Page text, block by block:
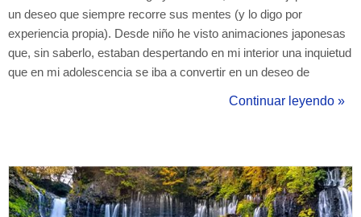
un deseo que siempre recorre sus mentes (y lo digo por
experiencia propia). Desde niño he visto animaciones japonesas
que, sin saberlo, estaban despertando en mi interior una inquietud
que en mi adolescencia se iba a convertir en un deseo de
de esta lengua que nada tiene que ver con el español, con
Continuar leyendo »